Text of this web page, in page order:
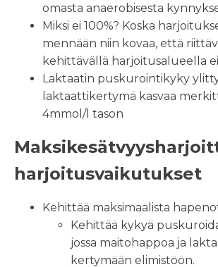
omasta anaerobisesta
Miksi ei 100%? Koska
mennään niin kovaa, että
kehittävällä harjoitusalueella
Laktaatin puskurointikyky
laktaattikertymä kasvaa
4mmol/l tason
harjoitusvaikutukset
Kehittää maksimaalista
Kehittää kykyä
jossa maitohappoa ja
kertymään elimistöön.